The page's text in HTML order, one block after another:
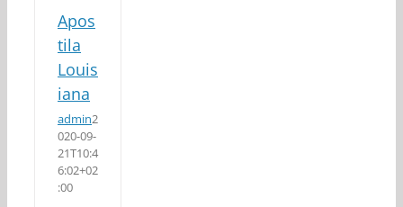
Apos
tila
Louis
iana
admin2
020-09-
21T10:4
6:02+02
:00